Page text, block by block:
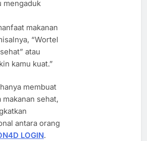
mengaduk
makanan
“Wortel
atau
kamu kuat.”
membuat
sehat,
antara orang
LOGIN.